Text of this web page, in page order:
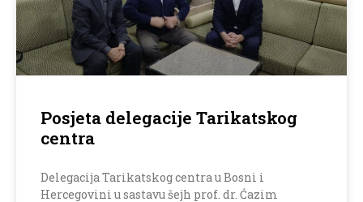
Posjeta delegacije Tarikatskog
centra
Delegacija Tarikatskog centra u Bosni i
Hercegovini u sastavu šejh prof. dr. Ćazim